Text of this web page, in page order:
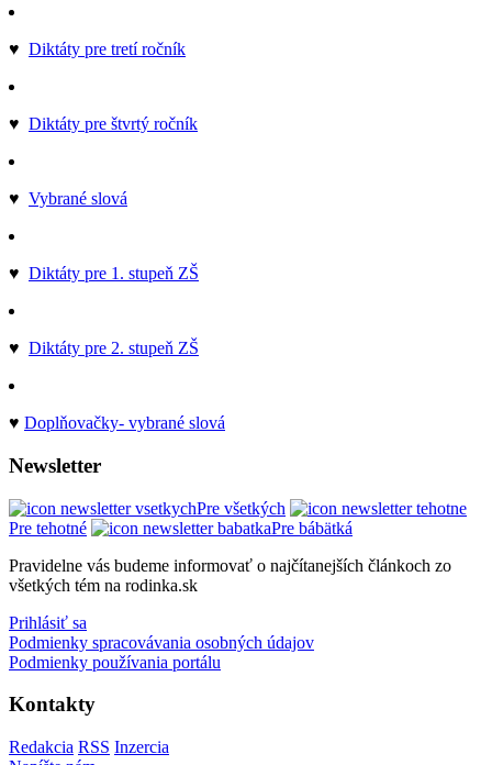
♥ Diktáty pre tretí ročník
♥ Diktáty pre štvrtý ročník
♥ Vybrané slová
♥ Diktáty pre 1. stupeň ZŠ
♥ Diktáty pre 2. stupeň ZŠ
♥ Doplňovačky- vybrané slová
Newsletter
Pre všetkých
Pre tehotné
Pre bábätká
Pravidelne vás budeme informovať o najčítanejších článkoch zo
všetkých tém na rodinka.sk
Prihlásiť sa
Podmienky spracovávania osobných údajov
Podmienky používania portálu
Kontakty
Redakcia RSS Inzercia